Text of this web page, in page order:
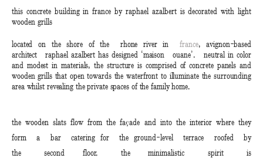
this concrete building in france by raphael azalbert is decorated with light
wooden grills
located on the shore of the rhone river infrance, avignon-based
architect raphael azalbert has designed ‘maison ouane’. neutral in color
and modest in materials, the structure is comprised of concrete panels and
wooden grills that open towards the waterfront to illuminate the surrounding
area whilst revealing the private spaces of the family home.
the wooden slats flow from the façade and into the interior where they
form a bar catering for the ground-level terrace roofed by
the second floor. the minimalistic spirit is